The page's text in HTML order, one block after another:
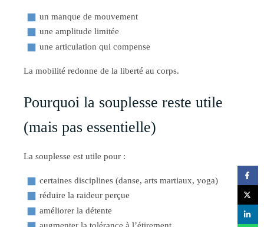
un manque de mouvement
une amplitude limitée
une articulation qui compense
La mobilité redonne de la liberté au corps.
Pourquoi la souplesse reste utile
(mais pas essentielle)
La souplesse est utile pour :
certaines disciplines (danse, arts martiaux, yoga)
réduire la raideur perçue
améliorer la détente